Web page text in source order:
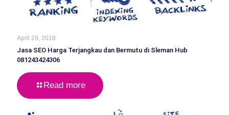
April 29, 2018
Jasa SEO Harga Terjangkau dan Bermutu di Sleman Hub
081243424306
Read more